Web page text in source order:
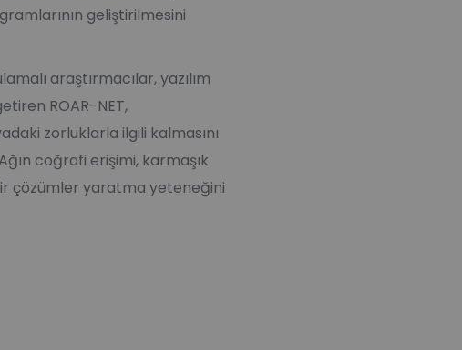
geliştirilmesini
araştırmacılar, yazılım
ROAR-NET,
zorluklarla ilgili kalmasını
coğrafi erişimi, karmaşık
çözümler yaratma yeteneğini